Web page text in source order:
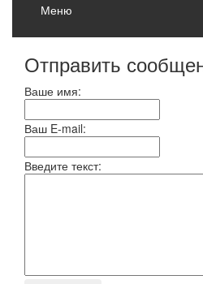
Меню
Отправить
Ваше имя:
Ваш E-mail:
Введите текст: